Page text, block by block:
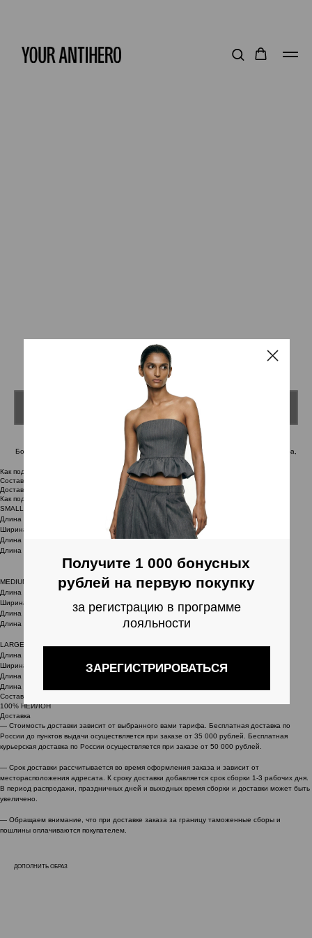
БОМБЕР РЕВЕРС С ФУТБОЛКОЙ
17900,00 RUB
Добавить в корзину
Бомбер Реверс — не только про бомбер. Это симбиоз двух элементов гардероба,
который переставляет порядок вещей, привычное «под» становится «над».
Как подобрать размер
Состав
Доставка
Как подобрать размер
SMALL:
Длина изделия — 49 см
Ширина под проймой — 62 см
Длина плеча 24 см
Длина рукава — 59 см
MEDIUM:
Длина изделия — 54 см
Ширина под проймой — 64 см
Длина плеча 24 см
Длина рукава — 61 см
LARGE:
Длина изделия по спинке — 59 см
Ширина под проймой — 66 см
Длина плеча 26 см
Длина рукава — 64 см
Состав
100% НЕЙЛОН
Доставка
— Стоимость доставки зависит от выбранного вами тарифа. Бесплатная доставка по
России до пунктов выдачи осуществляется при заказе от 35 000 рублей. Бесплатная
курьерская доставка по России осуществляется при заказе от 50 000 рублей.
— Срок доставки рассчитывается во время оформления заказа и зависит от
месторасположения адресата. К сроку доставки добавляется срок сборки 1-3 рабочих дня.
В период распродажи, праздничных дней и выходных время сборки и доставки может быть
увеличено.
— Обращаем внимание, что при доставке заказа за границу таможенные сборы и
пошлины оплачиваются покупателем.
ДОПОЛНИТЬ ОБРАЗ
Получите 1 000 бонусных
рублей на первую покупку
за регистрацию в программе
лояльности
ЗАРЕГИСТРИРОВАТЬСЯ